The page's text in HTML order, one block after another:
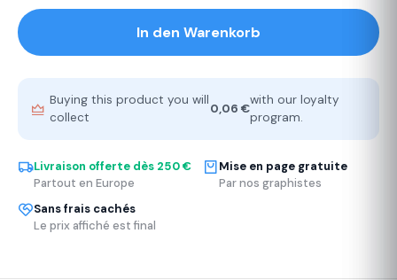
In den Warenkorb
Buying this product you will
collect
0,06 €
with our loyalty
program.
Livraison offerte dès 250 €
Partout en Europe
Mise en page gratuite
Par nos graphistes
Sans frais cachés
Le prix affiché est final